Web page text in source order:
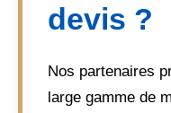
devis ?
Nos partenaires
large gamme de